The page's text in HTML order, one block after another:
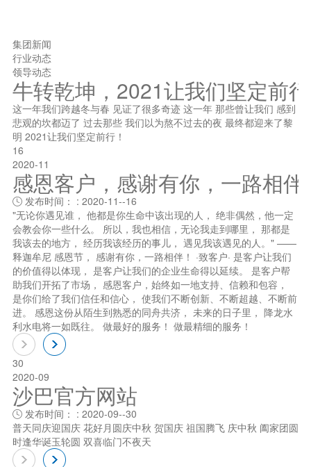
集团新闻
行业动态
领导动态
牛转乾坤，2021让我们坚定前
这一年我们跨越冬与春 见证了很多奇迹 这一年 那些曾让我们 感到
悲观的坎都迈了 过去那些 我们以为熬不过去的夜 最终都迎来了黎
明 2021让我们坚定前行！
16
2020-11
感恩客户，感谢有你，一路相伴
发布时间： : 2020-11--16
"无论你遇见谁， 他都是你生命中该出现的人， 绝非偶然，他一定
会教会你一些什么。 所以，我也相信，无论我走到哪里， 那都是
我该去的地方， 经历我该经历的事儿， 遇见我该遇见的人。" ——
释迦牟尼 感恩节， 感谢有你，一路相伴！ ·致客户· 是客户让我们
的价值得以体现， 是客户让我们的企业生命得以延续。 是客户帮
助我们开拓了市场， 感恩客户，始终如一地支持、信赖和包容，
是你们给了我们信任和信心， 使我们不断创新、不断超越、不断前
进。 感恩这份从陌生到熟悉的同舟共济， 未来的日子里， 降龙水
利水电将一如既往。 做最好的服务！ 做最精细的服务！
30
2020-09
沙巴官方网站
发布时间： : 2020-09--30
普天同庆迎国庆 花好月圆庆中秋 贺国庆 祖国腾飞 庆中秋 阖家团圆
时逢华诞玉轮圆 双喜临门不夜天